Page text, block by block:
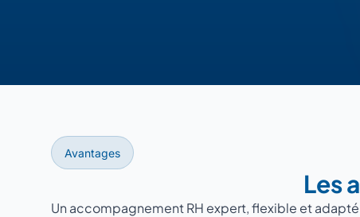
Avantages
Les
Un accompagnement RH expert, flexible et